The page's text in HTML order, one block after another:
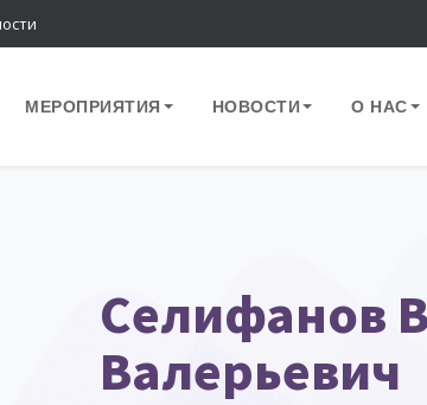
МЕРОПРИЯТИЯ НОВОСТИ О НАС
Селифанов
Валерьевич